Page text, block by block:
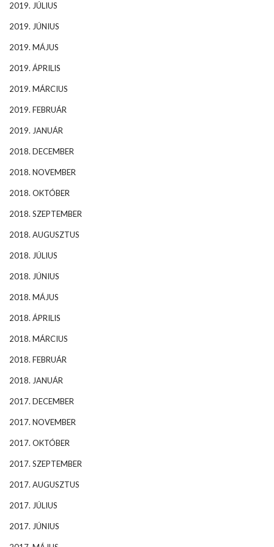
2019. JÚLIUS
2019. JÚNIUS
2019. MÁJUS
2019. ÁPRILIS
2019. MÁRCIUS
2019. FEBRUÁR
2019. JANUÁR
2018. DECEMBER
2018. NOVEMBER
2018. OKTÓBER
2018. SZEPTEMBER
2018. AUGUSZTUS
2018. JÚLIUS
2018. JÚNIUS
2018. MÁJUS
2018. ÁPRILIS
2018. MÁRCIUS
2018. FEBRUÁR
2018. JANUÁR
2017. DECEMBER
2017. NOVEMBER
2017. OKTÓBER
2017. SZEPTEMBER
2017. AUGUSZTUS
2017. JÚLIUS
2017. JÚNIUS